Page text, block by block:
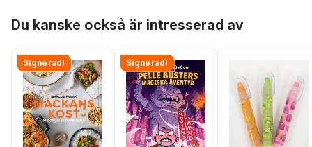
Du kanske också är intresserad av
Signerad! Signerad!